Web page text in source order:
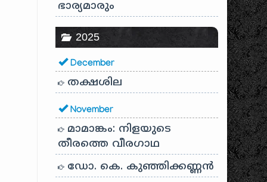
ഭാര്യമാരും
2025
December
തക്ഷശില
November
മാമാങ്കം: നിളയുടെ
തീരത്തെ വീരഗാഥ
ഡോ. കെ. കുഞ്ഞിക്കണ്ണൻ